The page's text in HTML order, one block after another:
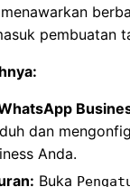
pembuatan
dan
Anda.
Buka